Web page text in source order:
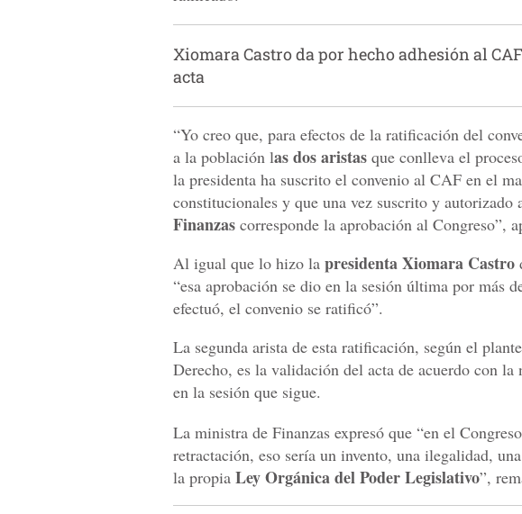
Xiomara Castro da por hecho adhesión al
acta
“Yo creo que, para efectos de la ratificación del
a la población las dos aristas que conlleva el
la presidenta ha suscrito el convenio al CAF en el
constitucionales y que una vez suscrito y autorizado
Finanzas corresponde la aprobación al Congreso”,
Al igual que lo hizo la presidenta Xiomara Castro
“esa aprobación se dio en la sesión última por más
efectuó, el convenio se ratificó”.
La segunda arista de esta ratificación, según el
Derecho, es la validación del acta de acuerdo con
en la sesión que sigue.
La ministra de Finanzas expresó que “en el
retractación, eso sería un invento, una ilegalidad,
la propia Ley Orgánica del Poder Legislativo”,